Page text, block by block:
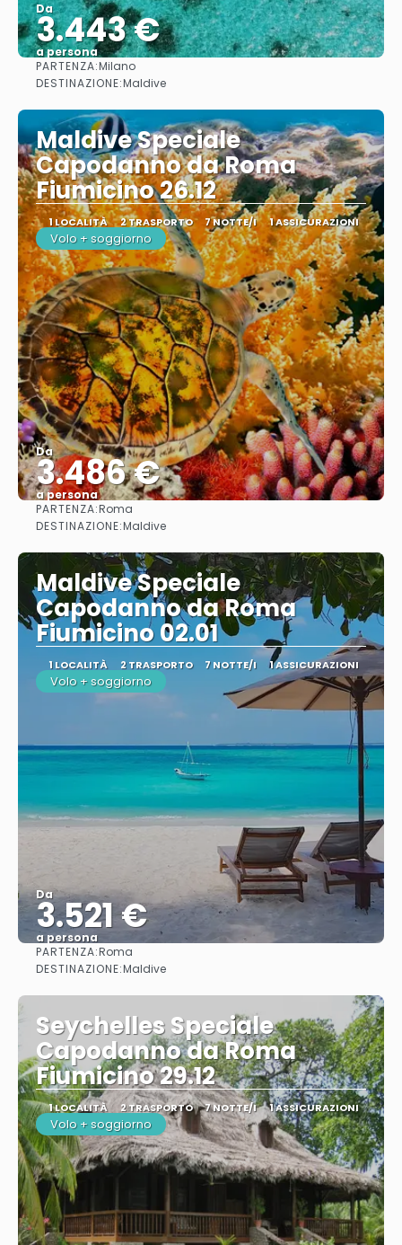
Da
3.443 €
a persona
PARTENZA:Milano
DESTINAZIONE:Maldive
Maldive Speciale
Capodanno da Roma
Fiumicino 26.12
1 LOCALITÀ 2 TRASPORTO 7 NOTTE/I 1 ASSICURAZIONI
Volo + soggiorno
Da
3.486 €
a persona
PARTENZA:Roma
DESTINAZIONE:Maldive
Maldive Speciale
Capodanno da Roma
Fiumicino 02.01
1 LOCALITÀ 2 TRASPORTO 7 NOTTE/I 1 ASSICURAZIONI
Volo + soggiorno
Da
3.521 €
a persona
PARTENZA:Roma
DESTINAZIONE:Maldive
Seychelles Speciale
Capodanno da Roma
Fiumicino 29.12
1 LOCALITÀ 2 TRASPORTO 7 NOTTE/I 1 ASSICURAZIONI
Volo + soggiorno